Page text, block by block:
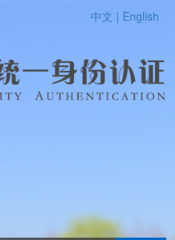
中文 | English